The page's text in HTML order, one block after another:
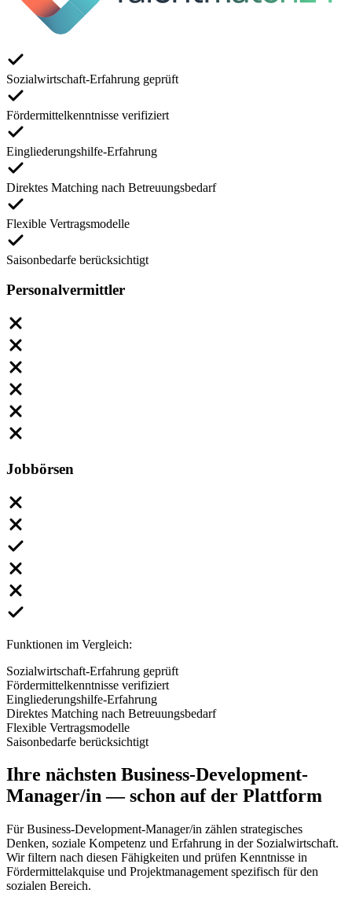
Sozialwirtschaft-Erfahrung geprüft
Fördermittelkenntnisse verifiziert
Eingliederungshilfe-Erfahrung
Direktes Matching nach Betreuungsbedarf
Flexible Vertragsmodelle
Saisonbedarfe berücksichtigt
Personalvermittler
Jobbörsen
Funktionen im Vergleich:
Sozialwirtschaft-Erfahrung geprüft
Fördermittelkenntnisse verifiziert
Eingliederungshilfe-Erfahrung
Direktes Matching nach Betreuungsbedarf
Flexible Vertragsmodelle
Saisonbedarfe berücksichtigt
Ihre nächsten Business-Development-
Manager/in— schon auf der Plattform
Für Business-Development-Manager/in zählen strategisches
Denken, soziale Kompetenz und Erfahrung in der Sozialwirtschaft.
Wir filtern nach diesen Fähigkeiten und prüfen Kenntnisse in
Fördermittelakquise und Projektmanagement spezifisch für den
sozialen Bereich.